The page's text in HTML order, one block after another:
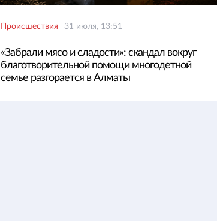
Происшествия 31 июля, 13:51
«Забрали мясо и сладости»: скандал вокруг
благотворительной помощи многодетной
семье разгорается в Алматы